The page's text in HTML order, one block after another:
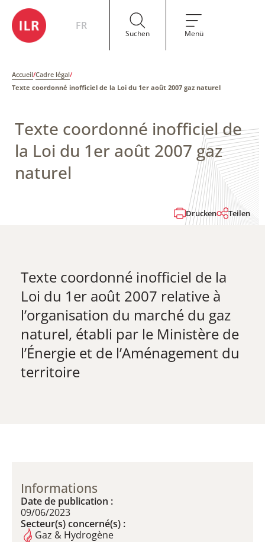
FR
Suchen Menü
Accueil/Cadre légal/
Texte coordonné​​​​​ inofficiel de la Loi du 1er août 2007 gaz naturel
Texte coordonné​​​​​ inofficiel de
la Loi du 1er août 2007 gaz
naturel
Drucken Teilen
Texte coordonné​​​​​ inofficiel de la
Loi du 1er août 2007 relative à
l’organisation du marché du gaz
naturel, établi par le Ministère de
l’Énergie et de l’Aménagement du
territoire
Informations
Date de publication :
09/06/2023
Secteur(s) concerné(s) :
Gaz & Hydrogène